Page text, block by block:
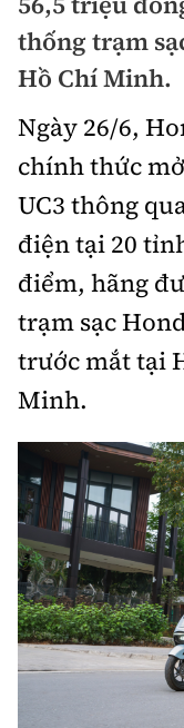
Góc nhìn
Tâm điểm
Xe chuyên dụng
Xe máy
Đánh giá xe mới
So sánh
Xếp hạng xe
Lái mới
Chọn xe
Lái xe an toàn
Bảo hiểm xe
Sản phẩm bảo
Bồi thường bảo
Xe xanh
Video
Review xe
Giới thiệu xe
Tư vấn
Ảnh
Ô tô
Cơ quan chủ quản:
Tổng biên tập:
Trưởng ban Ô tô -
Giấy phép số: 03/
Chuyên trang của
thống trạm
Hồ Chí Minh.
Ngày 26/6,
chính thức
UC3 thông
điện tại 20
điểm, hãng
trạm sạc
trước mắt tại
Minh.